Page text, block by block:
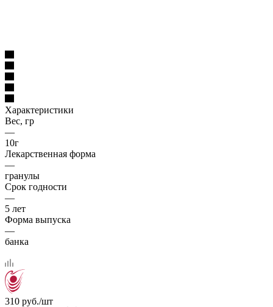
Характеристики
Вес, гр
—
10г
Лекарственная форма
—
гранулы
Срок годности
—
5 лет
Форма выпуска
—
банка
310 руб./шт